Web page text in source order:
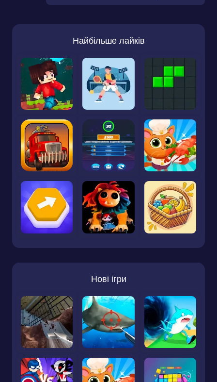
Найбільше лайків
Нові ігри